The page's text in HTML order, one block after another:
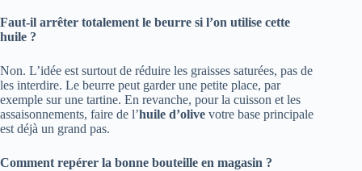
Faut-il arrêter totalement le beurre si l’on utilise cette
huile ?
Non. L’idée est surtout de réduire les graisses saturées, pas de
les interdire. Le beurre peut garder une petite place, par
exemple sur une tartine. En revanche, pour la cuisson et les
assaisonnements, faire de l’huile d’olive votre base principale
est déjà un grand pas.
Comment repérer la bonne bouteille en magasin ?